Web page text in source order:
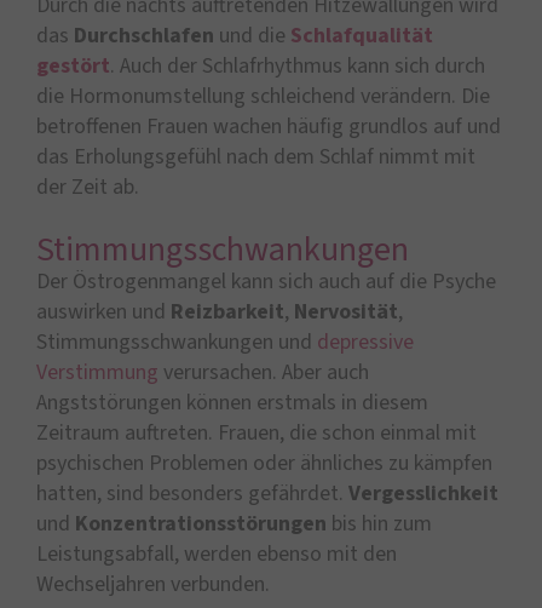
das Durchschlafen und die Schlafqualität
gestört. Auch der Schlafrhythmus kann sich durch
die Hormonumstellung schleichend verändern. Die
betroffenen Frauen wachen häufig grundlos auf und
das Erholungsgefühl nach dem Schlaf nimmt mit
der Zeit ab.
Stimmungsschwankungen
Der Östrogenmangel kann sich auch auf die Psyche
auswirken und Reizbarkeit, Nervosität,
Stimmungsschwankungen und depressive
Verstimmung verursachen. Aber auch
Angststörungen können erstmals in diesem
Zeitraum auftreten. Frauen, die schon einmal mit
psychischen Problemen oder ähnliches zu kämpfen
hatten, sind besonders gefährdet. Vergesslichkeit
und Konzentrationsstörungen bis hin zum
Leistungsabfall, werden ebenso mit den
Wechseljahren verbunden.